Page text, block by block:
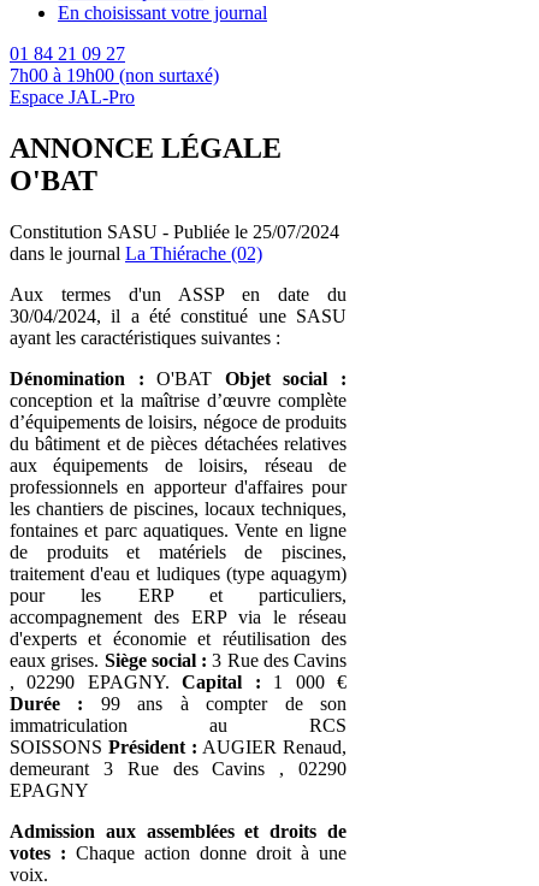
En choisissant votre journal
01 84 21 09 27
7h00 à 19h00 (non surtaxé)
Espace JAL-Pro
ANNONCE LÉGALE
O'BAT
Constitution SASU - Publiée le 25/07/2024
dans le journal La Thiérache (02)
Aux termes d'un ASSP en date du
30/04/2024, il a été constitué une SASU
ayant les caractéristiques suivantes :
Dénomination :O'BAT Objet social :
conception et la maîtrise d’œuvre complète
d’équipements de loisirs, négoce de produits
du bâtiment et de pièces détachées relatives
aux équipements de loisirs, réseau de
professionnels en apporteur d'affaires pour
les chantiers de piscines, locaux techniques,
fontaines et parc aquatiques. Vente en ligne
de produits et matériels de piscines,
traitement d'eau et ludiques (type aquagym)
pour les ERP et particuliers,
accompagnement des ERP via le réseau
d'experts et économie et réutilisation des
eaux grises. Siège social : 3 Rue des Cavins
, 02290 EPAGNY.Capital : 1 000 €
Durée : 99 ans à compter de son
immatriculation au RCS
SOISSONS Président : AUGIER Renaud,
demeurant 3 Rue des Cavins , 02290
EPAGNY
Admission aux assemblées et droits de
votes : Chaque action donne droit à une
voix.